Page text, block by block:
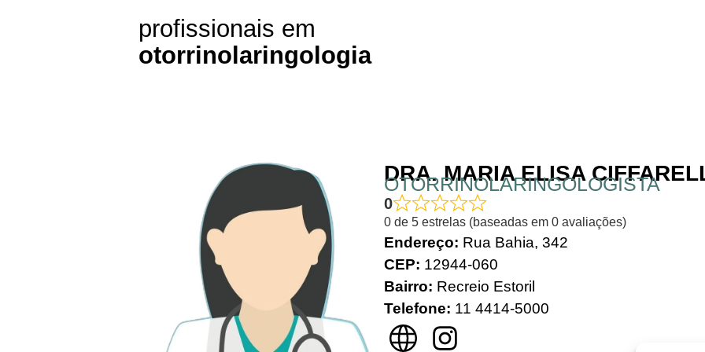
profissionais em
otorrinolaringologia
DRA. MARIA ELISA
OTORRINOLARINGOLOGISTA
0
0 de 5 estrelas (baseadas em 0 avaliações)
Endereço: Rua Bahia, 342
CEP: 12944-060
Bairro: Recreio Estoril
Telefone: 11 4414-5000